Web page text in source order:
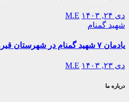
دی ۲۴, ۱۴۰۳
M.E
شهید گمنام
یادمان ۷ شهید گمنام در شهرستان قیروکارزین / در کمیل مدیا ببینید
دی ۲۳, ۱۴۰۳ M.E
درباره ما